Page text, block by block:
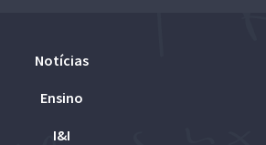
Notícias
Ensino
I&I